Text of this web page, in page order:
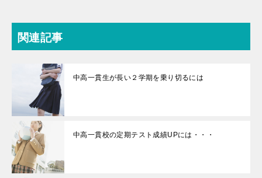
関連記事
中高一貫生が長い２学期を乗り切るには
中高一貫校の定期テスト成績UPには・・・